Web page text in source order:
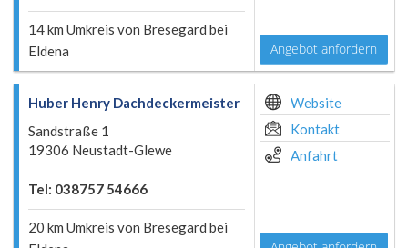
14 km Umkreis von Bresegard bei
Eldena
Angebot anfordern
Huber Henry Dachdeckermeister
Sandstraße 1
19306 Neustadt-Glewe
Tel: 038757 54666
20 km Umkreis von Bresegard bei
Website
Kontakt
Anfahrt